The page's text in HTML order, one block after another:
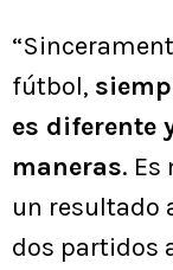
fútbol,
es diferente
maneras.
un resultado
dos partidos